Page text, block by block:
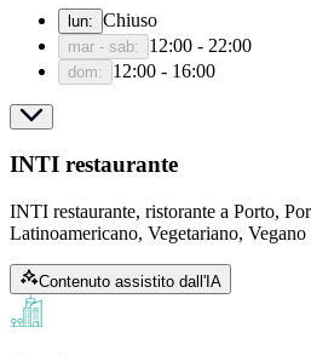
lun: Chiuso
mar - sab: 12:00 - 22:00
dom: 12:00 - 16:00
INTI restaurante
INTI restaurante, ristorante a Porto,
Latinoamericano, Vegetariano,
Contenuto assistito dall'IA